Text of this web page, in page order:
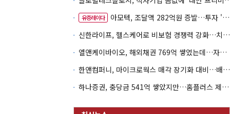
유증레이다
아모텍, 조달액 282억원 증발…투자 '속도 조절' 불가피
신한라이프, 헬스케어로 비보험 경쟁력 강화…치매·간병 공략
엘앤케이바이오, 해외채권 769억 쌓였는데…자회사 4곳 자본잠식
한앤컴퍼니, 마이크로웍스 매각 장기화 대비…배당 회수판 깔았다
하나증권, 충당금 541억 쌓았지만…홈플러스 제재는 추가 비용 불씨